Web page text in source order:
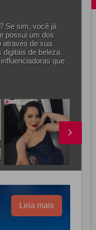
Se sim, você já
possui um dos
através de sua
de beleza.
que
Leia mais